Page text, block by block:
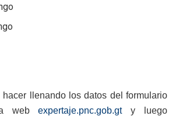
hacer llenando los datos del formulario
webexpertaje.pnc.gob.gty luego